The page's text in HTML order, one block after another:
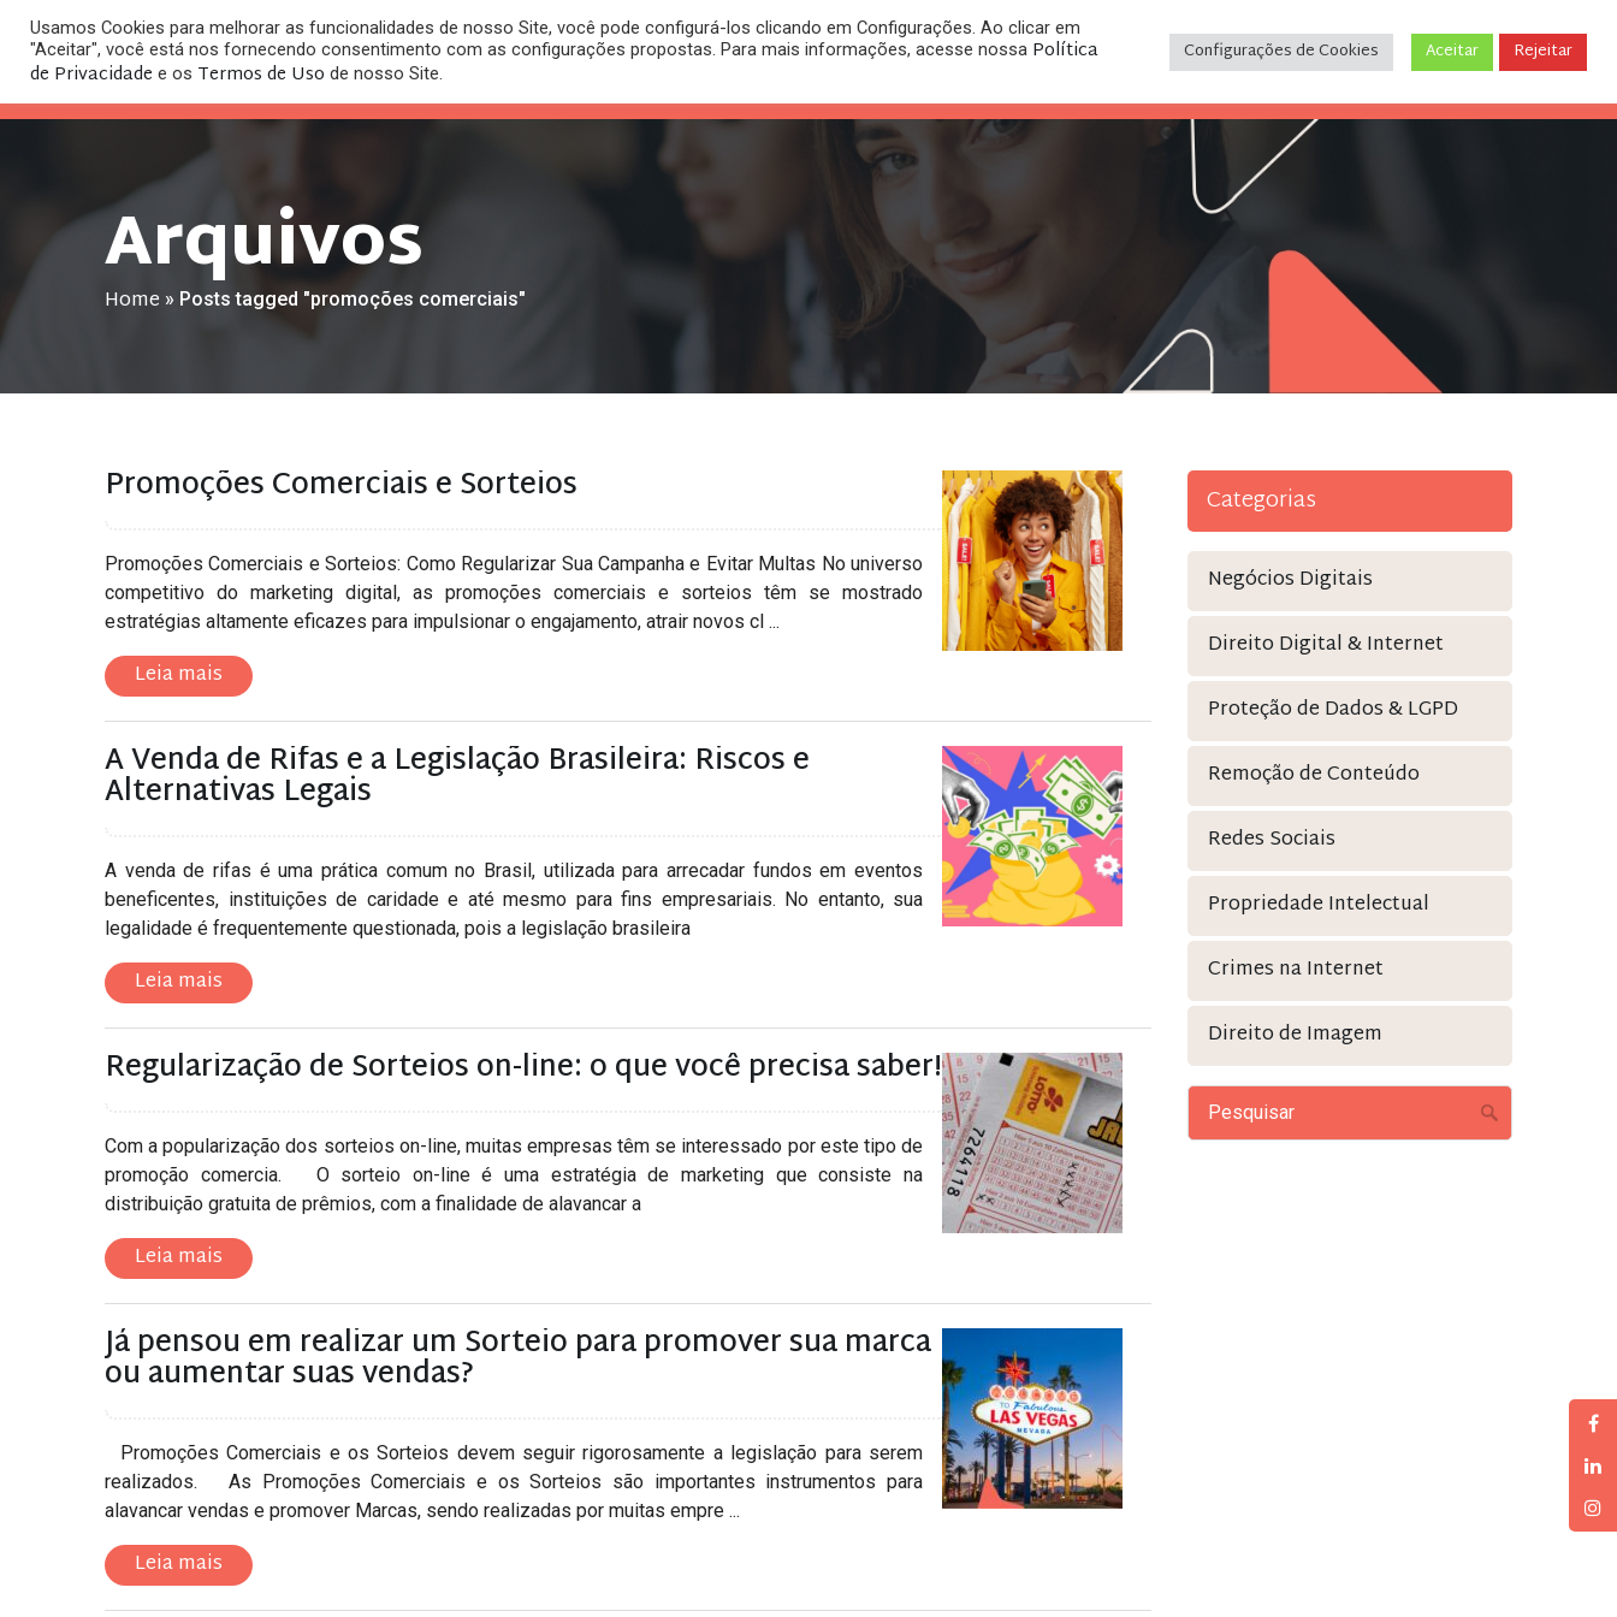
HOME O PLANO REGISTRO DE PUBLICAÇÕES CONTATO (31) 3243-9035
Arquivos
Home » Posts tagged "promoções comerciais"
Promoções Comerciais e Sorteios
Promoções Comerciais e Sorteios: Como Regularizar Sua Campanha e Evitar Multas No universo
competitivo do marketing digital, as promoções comerciais e sorteios têm se mostrado
estratégias altamente eficazes para impulsionar o engajamento, atrair novos cl ...
Leia mais
A Venda de Rifas e a Legislação Brasileira: Riscos e
Alternativas Legais
A venda de rifas é uma prática comum no Brasil, utilizada para arrecadar fundos em eventos
beneficentes, instituições de caridade e até mesmo para fins empresariais. No entanto, sua
legalidade é frequentemente questionada, pois a legislação brasileira
Leia mais
Regularização de Sorteios on-line: o que você precisa saber!
Com a popularização dos sorteios on-line, muitas empresas têm se interessado por este tipo de
promoção comercia. O sorteio on-line é uma estratégia de marketing que consiste na
distribuição gratuita de prêmios, com a finalidade de alavancar a
Leia mais
Já pensou em realizar um Sorteio para promover sua marca
ou aumentar suas vendas?
Promoções Comerciais e os Sorteios devem seguir rigorosamente a legislação para serem
realizados. As Promoções Comerciais e os Sorteios são importantes instrumentos para
alavancar vendas e promover Marcas, sendo realizadas por muitas empre ...
Leia mais
Categorias
Negócios Digitais
Direito Digital & Internet
Proteção de Dados & LGPD
Remoção de Conteúdo
Redes Sociais
Propriedade Intelectual
Crimes na Internet
Direito de Imagem
Usamos Cookies para melhorar as funcionalidades de nosso Site, você pode configurá-los clicando em Configurações. Ao clicar em
"Aceitar", você está nos fornecendo consentimento com as configurações propostas. Para mais informações, acesse nossa Política
de Privacidade e os Termos de Uso de nosso Site.
Configurações de Cookies Aceitar Rejeitar